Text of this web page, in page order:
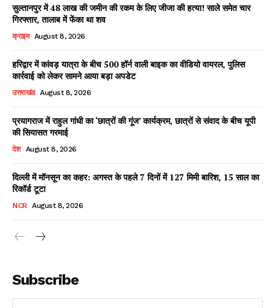
Facebook
X WhatsApp
Read Latest News on AIN
सुल्तानपुर में 48 लाख की जमीन की रकम के लिए जीजा की हत्या! साले समेत चार
गिरफ्तार, तालाब में फेंका था शव
क्राइम August 8, 2026
हरिद्वार में कांवड़ यात्रा के बीच 500 हॉर्न वाली बाइक का वीडियो वायरल, पुलिस
कार्रवाई को लेकर सामने आया बड़ा अपडेट
उत्तराखंड August 8, 2026
प्रयागराज में राहुल गांधी का ‘छात्रों की गूंज’ कार्यक्रम, छात्रों से संवाद के बीच यूपी
की सियासत गरमाई
देश August 8, 2026
दिल्ली में मॉनसून का कहर: अगस्त के पहले 7 दिनों में 127 मिमी बारिश, 15 साल का
रिकॉर्ड टूटा
NCR August 8, 2026
Subscribe